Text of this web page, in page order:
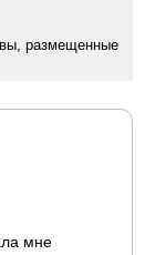
размещенные
мне